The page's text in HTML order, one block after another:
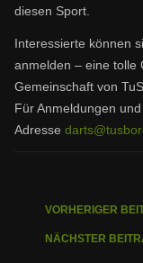
diesen Sport.
Interessierte können
anmelden – eine tolle
Gemeinschaft von
Für Anmeldungen
Adresse
VORHERIGER
NÄCHSTER